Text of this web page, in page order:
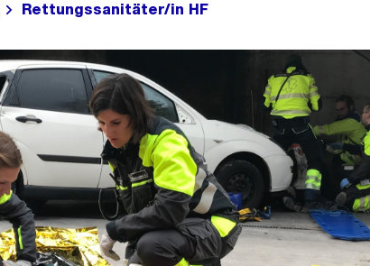
Rettungssanitäter/in HF